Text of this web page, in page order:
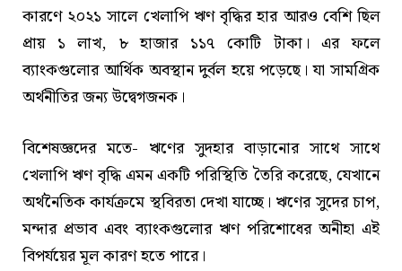
কারণে ২০২১ সালে খেলাপি ঋণ বৃদ্ধির হার আরও বেশি ছিল
প্রায় ১ লাখ, ৮ হাজার ১১৭ কোটি টাকা। এর ফলে
ব্যাংকগুলোর আর্থিক অবস্থান দুর্বল হয়ে পড়েছে। যা সামগ্রিক
অর্থনীতির জন্য উদ্বেগজনক।
বিশেষজ্ঞদের মতে- ঋণের সুদহার বাড়ানোর সাথে সাথে
খেলাপি ঋণ বৃদ্ধি এমন একটি পরিস্থিতি তৈরি করেছে, যেখানে
অর্থনৈতিক কার্যক্রমে স্থবিরতা দেখা যাচ্ছে। ঋণের সুদের চাপ,
মন্দার প্রভাব এবং ব্যাংকগুলোর ঋণ পরিশোধের অনীহা এই
বিপর্যয়ের মূল কারণ হতে পারে।